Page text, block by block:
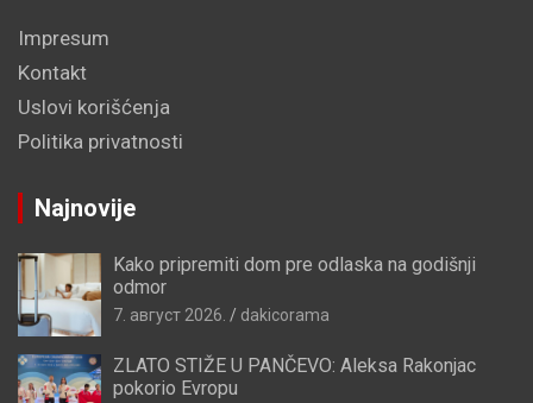
Impresum
Kontakt
Uslovi korišćenja
Politika privatnosti
Najnovije
Kako pripremiti dom pre odlaska na godišnji
odmor
7. август 2026. dakicorama
ZLATO STIŽE U PANČEVO: Aleksa Rakonjac
pokorio Evropu